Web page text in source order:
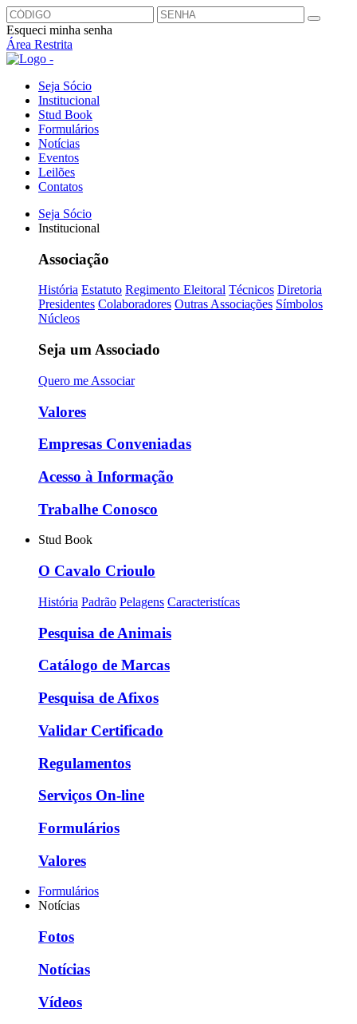
Esqueci minha senha
Área Restrita
Seja Sócio
Institucional
Stud Book
Formulários
Notícias
Eventos
Leilões
Contatos
Seja Sócio
Institucional
Associação
História Estatuto Regimento Eleitoral Técnicos Diretoria
Presidentes Colaboradores Outras Associações Símbolos
Núcleos
Seja um Associado
Quero me Associar
Valores
Empresas Conveniadas
Acesso à Informação
Trabalhe Conosco
Stud Book
O Cavalo Crioulo
História Padrão Pelagens Caracteristícas
Pesquisa de Animais
Catálogo de Marcas
Pesquisa de Afixos
Validar Certificado
Regulamentos
Serviços On-line
Formulários
Valores
Formulários
Notícias
Fotos
Notícias
Vídeos